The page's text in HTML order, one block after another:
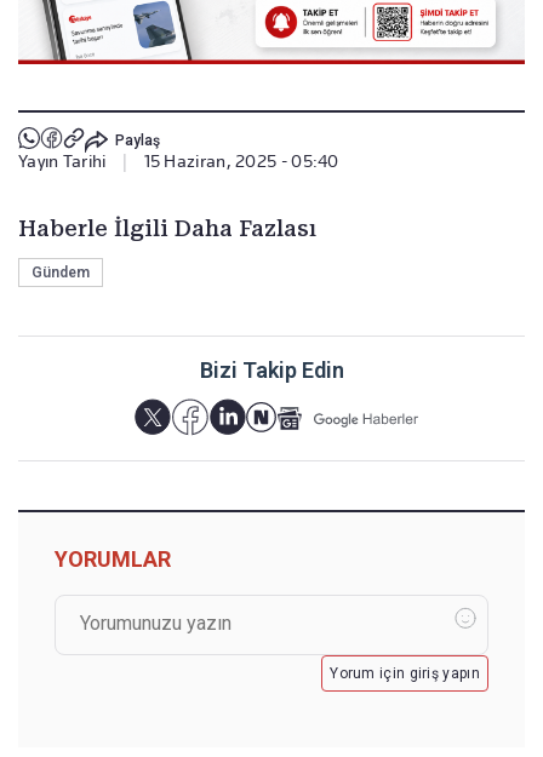
Paylaş
Yayın Tarihi 15 Haziran, 2025 - 05:40
Haberle İlgili Daha Fazlası
Gündem
Bizi Takip Edin
YORUMLAR
Yorum için giriş yapın